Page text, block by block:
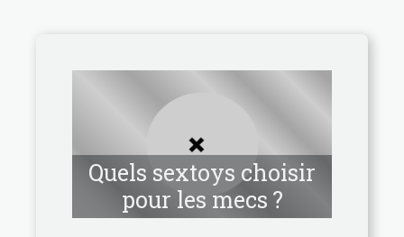
Quels sextoys choisir
pour les mecs ?